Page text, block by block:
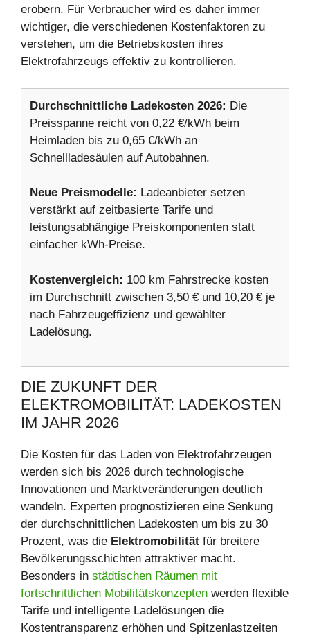
erobern. Für Verbraucher wird es daher immer
wichtiger, die verschiedenen Kostenfaktoren zu
verstehen, um die Betriebskosten ihres
Elektrofahrzeugs effektiv zu kontrollieren.
Durchschnittliche Ladekosten 2026: Die
Preisspanne reicht von 0,22 €/kWh beim
Heimladen bis zu 0,65 €/kWh an
Schnellladesäulen auf Autobahnen.
Neue Preismodelle: Ladeanbieter setzen
verstärkt auf zeitbasierte Tarife und
leistungsabhängige Preiskomponenten statt
einfacher kWh-Preise.
Kostenvergleich: 100 km Fahrstrecke kosten
im Durchschnitt zwischen 3,50 € und 10,20 € je
nach Fahrzeugeffizienz und gewählter
Ladelösung.
DIE ZUKUNFT DER
ELEKTROMOBILITÄT: LADEKOSTEN
IM JAHR 2026
Die Kosten für das Laden von Elektrofahrzeugen
werden sich bis 2026 durch technologische
Innovationen und Marktveränderungen deutlich
wandeln. Experten prognostizieren eine Senkung
der durchschnittlichen Ladekosten um bis zu 30
Prozent, was die Elektromobilität für breitere
Bevölkerungsschichten attraktiver macht.
Besonders in städtischen Räumen mit
fortschrittlichen Mobilitätskonzepten werden flexible
Tarife und intelligente Ladelösungen die
Kostentransparenz erhöhen und Spitzenlastzeiten